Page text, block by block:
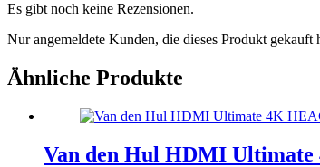
Es gibt noch keine Rezensionen.
Nur angemeldete Kunden, die dieses Produkt gekauft
Ähnliche Produkte
Van den Hul HDMI